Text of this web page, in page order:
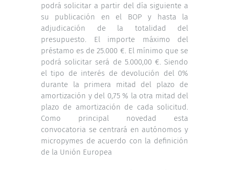
podrá solicitar a partir del día siguiente a
su publicación en el BOP y hasta la
adjudicación de la totalidad del
presupuesto. El importe máximo del
préstamo es de 25.000 €. El mínimo que se
podrá solicitar será de 5.000,00 €. Siendo
el tipo de interés de devolución del 0%
durante la primera mitad del plazo de
amortización y del 0,75 % la otra mitad del
plazo de amortización de cada solicitud.
Como principal novedad esta
convocatoria se centrará en autónomos y
micropymes de acuerdo con la definición
de la Unión Europea